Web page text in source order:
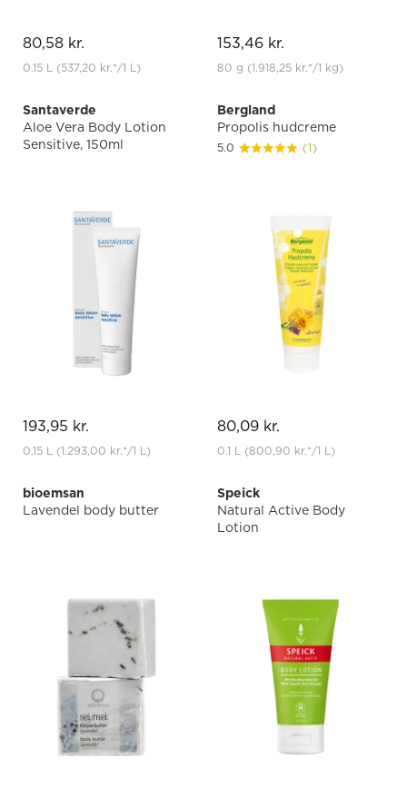
80,58 kr.
0.15 L (537,20 kr.*/1 L)
153,46 kr.
80 g (1.918,25 kr.*/1 kg)
Santaverde
Aloe Vera Body Lotion
Sensitive, 150ml
193,95 kr.
0.15 L (1.293,00 kr.*/1 L)
Bergland
Propolis hudcreme
5.0 (1)
80,09 kr.
0.1 L (800,90 kr.*/1 L)
bioemsan
Lavendel body butter
Speick
Natural Active Body
Lotion